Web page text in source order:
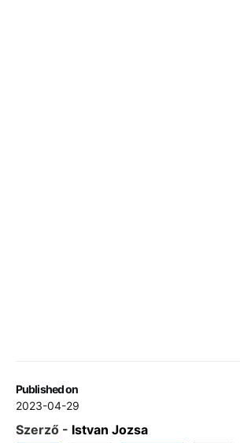
Published on
2023-04-29
Szerző - Istvan Jozsa